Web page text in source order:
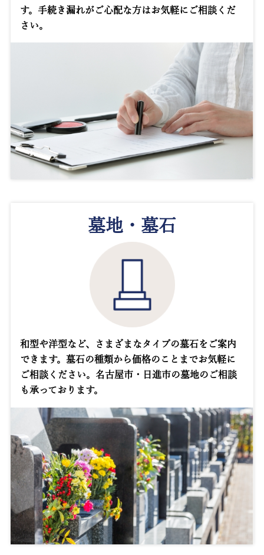
す。手続き漏れがご心配な方はお気軽にご相談くだ
さい。
墓地・墓石
和型や洋型など、さまざまなタイプの墓石をご案内
できます。墓石の種類から価格のことまでお気軽に
ご相談ください。名古屋市・日進市の墓地のご相談
も承っております。